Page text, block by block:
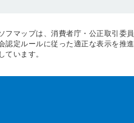
フマップは、消費者庁・公正取引委員
認定ルールに従った適正な表示を推進
しています。